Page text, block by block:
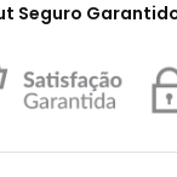
Seguro